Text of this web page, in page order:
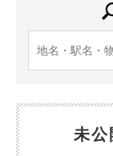
未公